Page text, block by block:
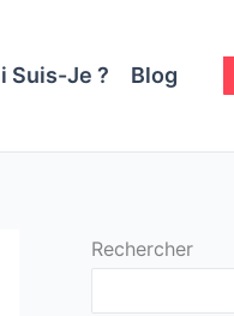
Suis-Je ? Blog
Rechercher